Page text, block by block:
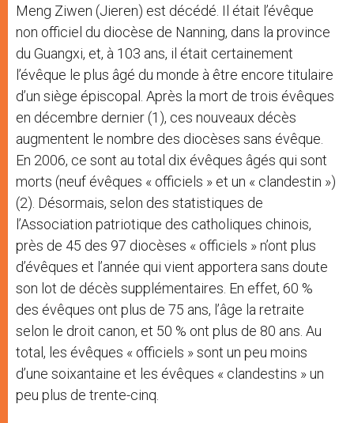
Meng Ziwen (Jieren) est décédé. Il était l’évêque
non officiel du diocèse de Nanning, dans la province
du Guangxi, et, à 103 ans, il était certainement
l’évêque le plus âgé du monde à être encore titulaire
d’un siège épiscopal. Après la mort de trois évêques
en décembre dernier (1), ces nouveaux décès
augmentent le nombre des diocèses sans évêque.
En 2006, ce sont au total dix évêques âgés qui sont
morts (neuf évêques « officiels » et un « clandestin »)
(2). Désormais, selon des statistiques de
l’Association patriotique des catholiques chinois,
près de 45 des 97 diocèses « officiels » n’ont plus
d’évêques et l’année qui vient apportera sans doute
son lot de décès supplémentaires. En effet, 60 %
des évêques ont plus de 75 ans, l’âge la retraite
selon le droit canon, et 50 % ont plus de 80 ans. Au
total, les évêques « officiels » sont un peu moins
d’une soixantaine et les évêques « clandestins » un
peu plus de trente-cinq.